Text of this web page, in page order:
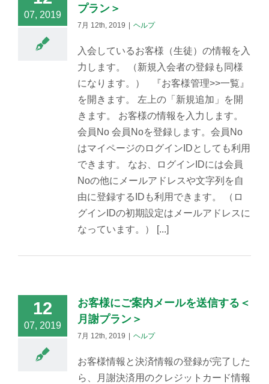
07, 2019
プラン＞
7月 12th, 2019 ヘルプ
入会しているお客様（生徒）の情報を入
力します。 （新規入会者の登録も同様
になります。） 『お客様管理>>一覧』
を開きます。 左上の「新規追加」を開
きます。 お客様の情報を入力します。
会員No 会員Noを登録します。会員No
はマイページのログインIDとしても利用
できます。 なお、ログインIDには会員
Noの他にメールアドレスや文字列を自
由に登録するIDも利用できます。 （ロ
グインIDの初期設定はメールアドレスに
なっています。） [...]
12
07, 2019
お客様にご案内メールを送信する＜
月謝プラン＞
7月 12th, 2019 ヘルプ
お客様情報と決済情報の登録が完了した
ら、月謝決済用のクレジットカード情報